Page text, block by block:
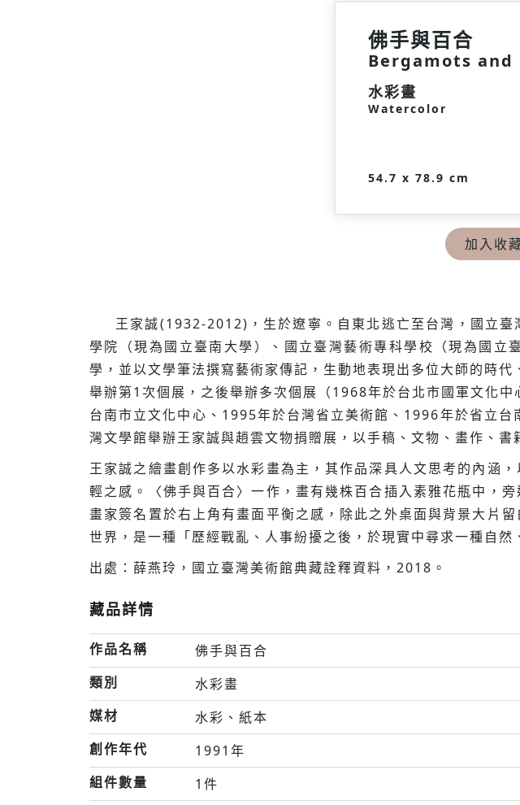
佛手與百合
Bergamots and
水彩畫
Watercolor
54.7 x 78.9 cm
加入收
王家誠(1932-2012)，生於遼寧。自東北逃亡至台灣，國立
學院（現為國立臺南大學）、國立臺灣藝術專科學校（現為國
學，並以文學筆法撰寫藝術家傳記，生動地表現出多位大師的時
舉辦第1次個展，之後舉辦多次個展（1968年於台北市國軍文化
台南市立文化中心、1995年於台灣省立美術館、1996年於省立
灣文學館舉辦王家誠與趙雲文物捐贈展，以手稿、文物、畫作、
王家誠之繪畫創作多以水彩畫為主，其作品深具人文思考的內涵
輕之感。〈佛手與百合〉一作，畫有幾株百合插入素雅花瓶中，
畫家簽名置於右上角有畫面平衡之感，除此之外桌面與背景大片
世界，是一種「歷經戰亂、人事紛擾之後，於現實中尋求一種自然
出處：薛燕玲，國立臺灣美術館典藏詮釋資料，2018。
藏品詳情
作品名稱
佛手與百合
類別
水彩畫
媒材
水彩、紙本
創作年代
1991年
組件數量
1件